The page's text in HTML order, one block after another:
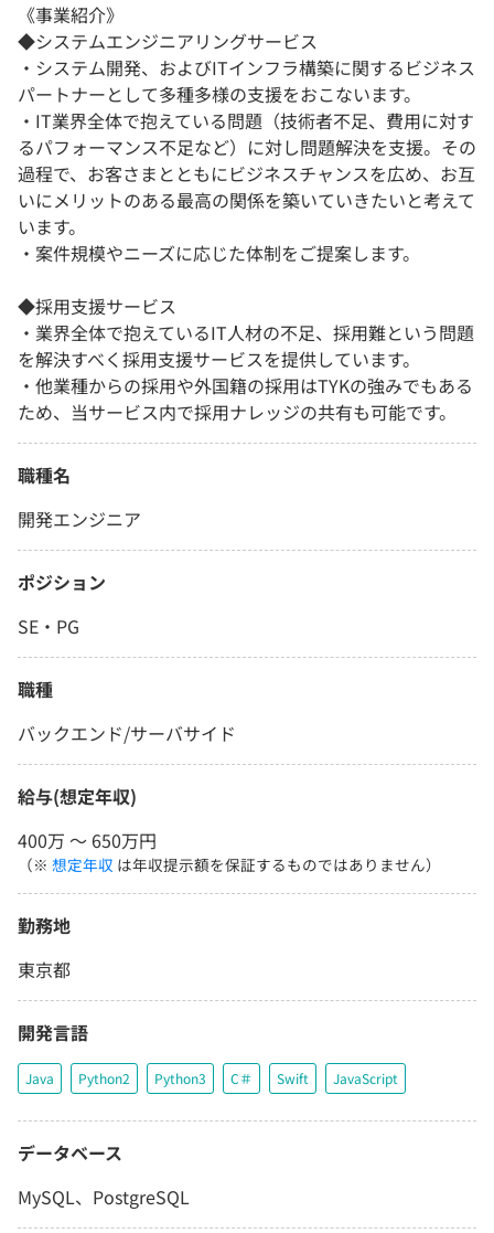
《事業紹介》
◆システムエンジニアリングサービス
・システム開発、およびITインフラ構築に関するビジネス
パートナーとして多種多様の支援をおこないます。
・IT業界全体で抱えている問題（技術者不足、費用に対す
るパフォーマンス不足など）に対し問題解決を支援。その
過程で、お客さまとともにビジネスチャンスを広め、お互
いにメリットのある最高の関係を築いていきたいと考えて
います。
・案件規模やニーズに応じた体制をご提案します。
◆採用支援サービス
・業界全体で抱えているIT人材の不足、採用難という問題
を解決すべく採用支援サービスを提供しています。
・他業種からの採用や外国籍の採用はTYKの強みでもある
ため、当サービス内で採用ナレッジの共有も可能です。
職種名
開発エンジニア
ポジション
SE・PG
職種
バックエンド/サーバサイド
給与(想定年収)
400万 〜 650万円
（※ 想定年収 は年収提示額を保証するものではありません）
勤務地
東京都
開発言語
Java Python2 Python3 C＃ Swift JavaScript
データベース
MySQL、PostgreSQL